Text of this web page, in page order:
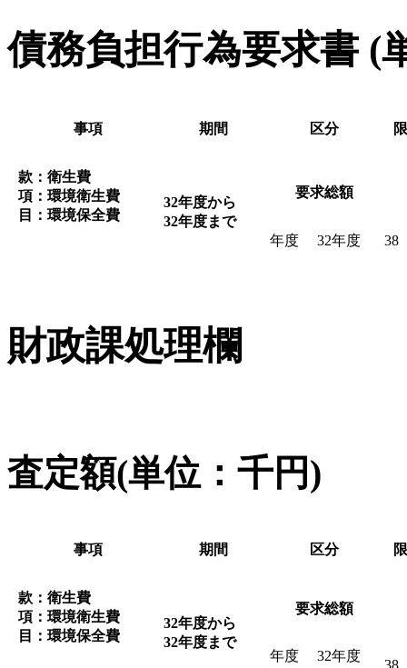
債務負担行為要求書 (
事項 期間 区分
款：衛生費
項：環境衛生費
目：環境保全費
32年度から
32年度まで
要求総額
年度 32年度 38
財政課処理欄
査定額(単位：千円)
事項 期間 区分
款：衛生費
項：環境衛生費
目：環境保全費
32年度から
32年度まで
要求総額
年度 32年度